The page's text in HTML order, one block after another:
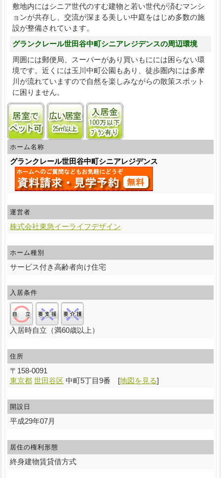
敷地内にはシニア世代のすむ建物と若い世代が済むマンシ
ョンが共存し、交流が深まる美しい中庭をはじめ多数の施
設が整備されています。
グランクレール世田谷中町シニアレジデンスの周辺環境
周囲には郵便局、スーパーがあり買いもにには困らない環
境です。近くには玉川中町公園もあり、徒歩圏内には多摩
川が流れていますので自然を楽しみながらの散策スポット
に困りません。
ペット飼育可居室25㎡以上入居金100万円以下プランあ
ホーム名称
グランクレール世田谷中町シニアレジデンス
運営者
株式会社東急イーライフデザイン
ホーム種別
サービス付き高齢者向け住宅
入居条件
入居時自立（満60歳以上）
住所
〒 158-0091
東京都 世田谷区 中町5丁目9番 [地図を見る]
開設日
平成29年07月
居住の権利形態
終身建物賃貸借方式